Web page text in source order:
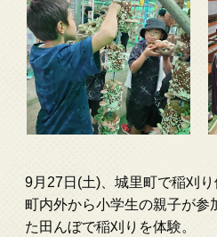
9月27日(土)、城里町で稲刈り
町内外から小学生の親子が参
た田んぼで稲刈りを体験。